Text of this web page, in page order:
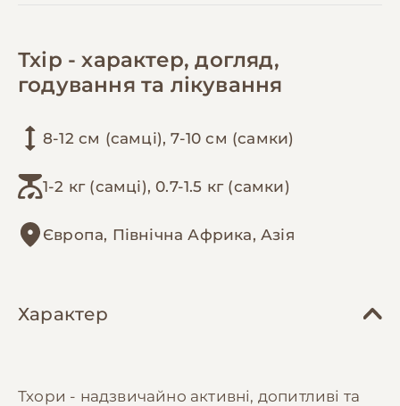
Тхір - характер, догляд,
годування та лікування
8-12 см (самці), 7-10 см (самки)
1-2 кг (самці), 0.7-1.5 кг (самки)
Європа, Північна Африка, Азія
Характер
Тхори - надзвичайно активні, допитливі та